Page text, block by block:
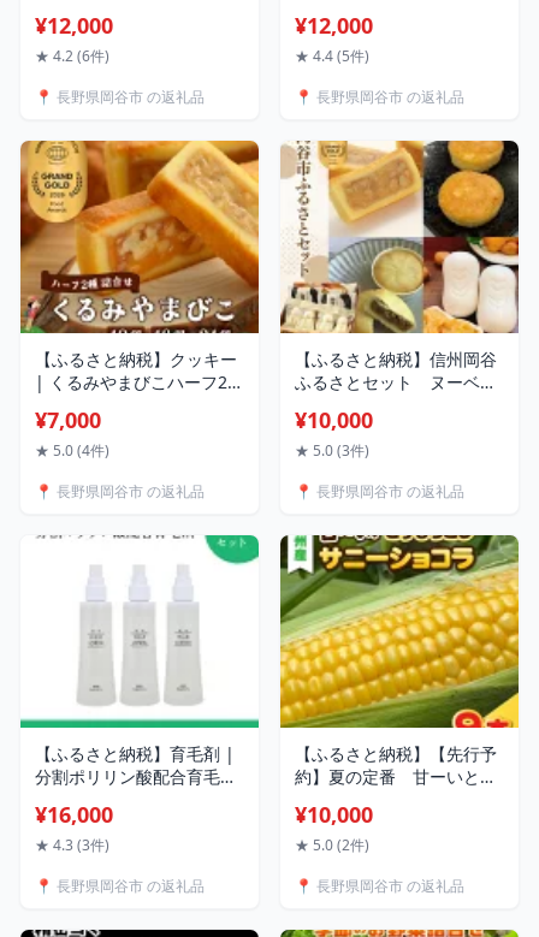
尾 3人前 3尾 人気 無頭 タ
レ付き 山椒付き カット 冷
れ 鰻 うなぎ ウナギ unagi
ぎ蒲焼 うなぎ蒲焼 クール
便 送料無料 天龍 定期便
¥12,000
★ 4.2 (6件)
📍 長野県岡谷市 の返礼品
| お食事券 長野県 長野 食
事券 鰻 ウナギ うなぎ
¥12,000
★ 4.4 (5件)
📍 長野県岡谷市 の返礼品
【ふるさと納税】クッキー
| くるみやまびこハーフ2種
菓子 焼き菓子 人気 焼菓子
胡桃 くるみ クルミ キャラ
ッキー 個包装 小分け 銘菓
林堂 2026年モンドセレク
ション 21年連続最高金賞受
¥7,000
★ 5.0 (4件)
📍 長野県岡谷市 の返礼品
【ふるさと納税】信州岡谷
ふるさとセット ヌーベル
菓子 おかし スイーツ スウ
ィーツ 甘い おやつ ヌーベ
み 銘菓 詰め合わせ 個包装
¥10,000
★ 5.0 (3件)
📍 長野県岡谷市 の返礼品
【ふるさと納税】育毛剤 |
分割ポリリン酸配合育毛
毛 育毛剤 長鎖分割ポリリ
ン酸配合 毛乳頭細胞にアプ
環境を整える リジェンティ
¥16,000
★ 4.3 (3件)
📍 長野県岡谷市 の返礼品
【ふるさと納税】【先行予
約】夏の定番 甘ーいとう
ラ 9本セット【2026年8月
より収穫出来次第発送】
¥10,000
★ 5.0 (2件)
📍 長野県岡谷市 の返礼品